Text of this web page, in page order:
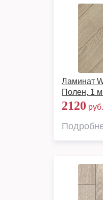
Ламинат
Полен, 1
2120